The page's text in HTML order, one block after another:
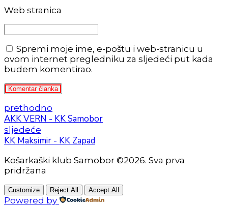
Web stranica
Spremi moje ime, e-poštu i web-stranicu u
ovom internet pregledniku za sljedeći put kada
budem komentirao.
Komentar članka
prethodno
AKK VERN - KK Samobor
sljedeće
KK Maksimir - KK Zapad
Košarkaški klub Samobor ©2026. Sva prva
pridržana
Customize Reject All Accept All
Powered by